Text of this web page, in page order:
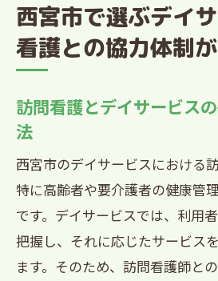
利用者の状態に応じた
情報共有の重要性とそ
安心のデイサービス選び訪
西宮市が提供する訪問
要
地域包括支援センター
法
訪問看護を利用した総
西宮市で選ぶデイ
看護との協力体制
訪問看護とデイサービス
法
西宮市のデイサービスにおける
特に高齢者や要介護者の健康管
です。デイサービスでは、利用
把握し、それに応じたサービス
ます。そのため、訪問看護師と